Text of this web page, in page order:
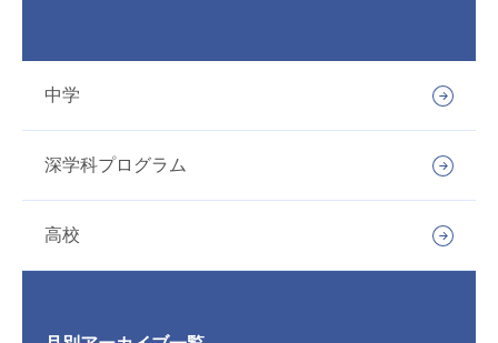
中学
深学科プログラム
高校